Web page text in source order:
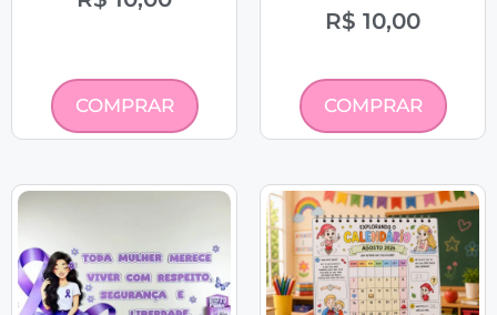
COMPRAR
R$ 10,00
COMPRAR